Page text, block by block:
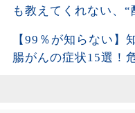
も教えてくれない、
【99％が知らない】
腸がんの症状15選！